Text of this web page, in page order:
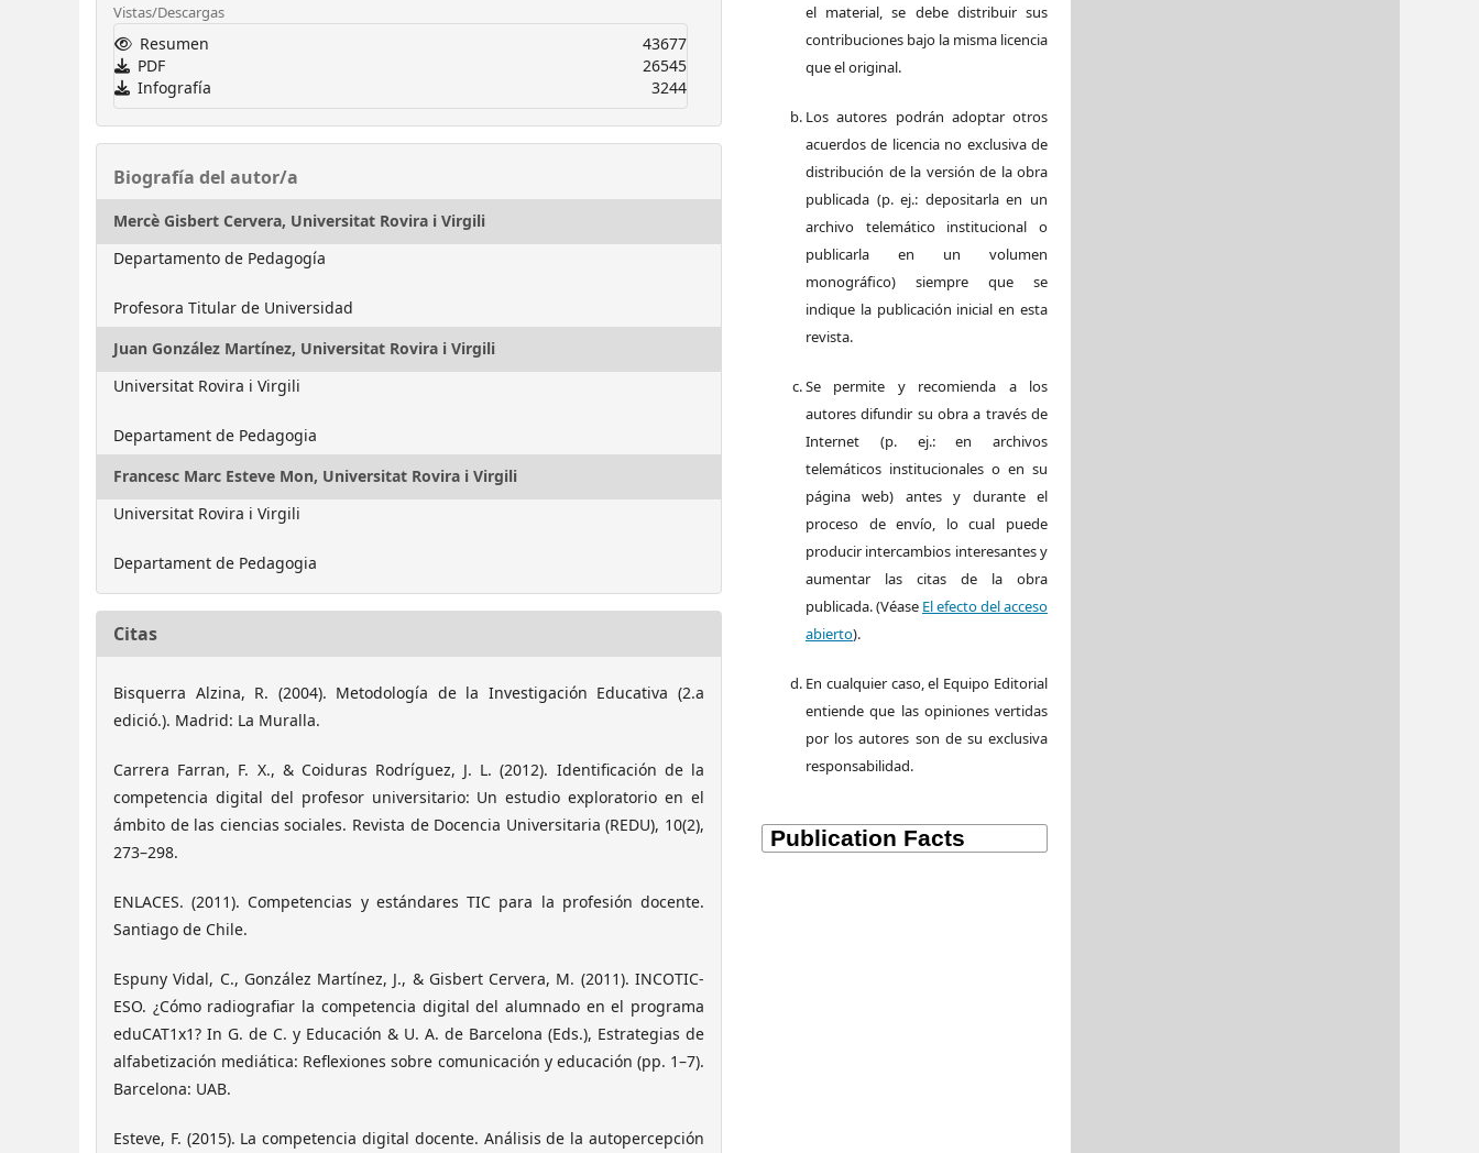
Vistas/Descargas
Resumen
43677
PDF
26545
Infografía
3244
Biografía del autor/a
Mercè Gisbert Cervera, Universitat Rovira i Virgili
Departamento de Pedagogía
Profesora Titular de Universidad
Juan González Martínez, Universitat Rovira i Virgili
Universitat Rovira i Virgili
Departament de Pedagogia
Francesc Marc Esteve Mon, Universitat Rovira i Virgili
Universitat Rovira i Virgili
Departament de Pedagogia
Citas
Bisquerra Alzina, R. (2004). Metodología de la Investigación Educativa (2.a
edició.). Madrid: La Muralla.
Carrera Farran, F. X., & Coiduras Rodríguez, J. L. (2012). Identificación de la
competencia digital del profesor universitario: Un estudio exploratorio en el
ámbito de las ciencias sociales. Revista de Docencia Universitaria (REDU), 10(2),
273–298.
ENLACES. (2011). Competencias y estándares TIC para la profesión docente.
Santiago de Chile.
Espuny Vidal, C., González Martínez, J., & Gisbert Cervera, M. (2011). INCOTIC-
ESO. ¿Cómo radiografiar la competencia digital del alumnado en el programa
eduCAT1x1? In G. de C. y Educación & U. A. de Barcelona (Eds.), Estrategias de
alfabetización mediática: Reflexiones sobre comunicación y educación (pp. 1–7).
Barcelona: UAB.
Esteve, F. (2015). La competencia digital docente. Análisis de la autopercepción
el material, se debe distribuir sus
contribuciones bajo la misma licencia
que el original.
Los autores podrán adoptar otros
acuerdos de licencia no exclusiva de
distribución de la versión de la obra
publicada (p. ej.: depositarla en un
archivo telemático institucional o
publicarla en un volumen
monográfico) siempre que se
indique la publicación inicial en esta
revista.
Se permite y recomienda a los
autores difundir su obra a través de
Internet (p. ej.: en archivos
telemáticos institucionales o en su
página web) antes y durante el
proceso de envío, lo cual puede
producir intercambios interesantes y
aumentar las citas de la obra
publicada. (Véase El efecto del acceso
abierto).
En cualquier caso, el Equipo Editorial
entiende que las opiniones vertidas
por los autores son de su exclusiva
responsabilidad.